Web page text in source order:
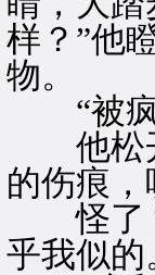
样？”他
物。
“被疯
他松开
的伤痕，
怪了？
乎我似的